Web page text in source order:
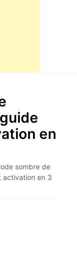
en
sombre de
activation en 3